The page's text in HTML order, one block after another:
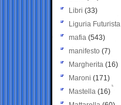
Libri (33)
Liguria Futurista
mafia (543)
manifesto (7)
Margherita (16)
Maroni (171)
Mastella (16)